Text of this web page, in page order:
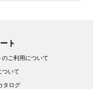
ト
のご利用について
ついて
タログ